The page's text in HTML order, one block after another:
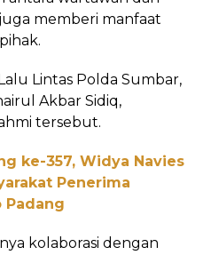
memberi manfaat
Lintas Polda Sumbar,
Akbar Sidiq,
tersebut.
ke-357, Widya Navies
Penerima
Padang
kolaborasi dengan